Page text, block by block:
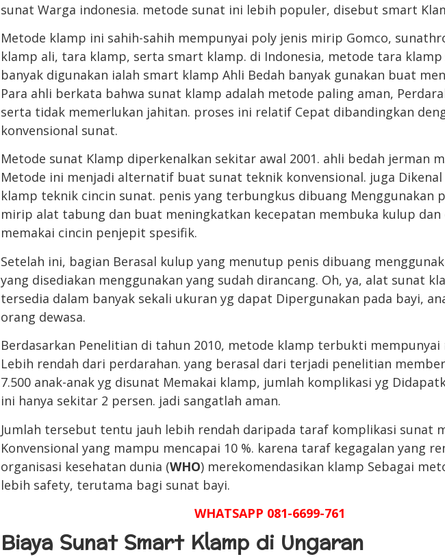
sunat Warga indonesia. metode sunat ini lebih populer, disebut smart
Metode klamp ini sahih-sahih mempunyai poly jenis mirip Gomco,
klamp ali, tara klamp, serta smart klamp. di Indonesia, metode tara
banyak digunakan ialah smart klamp Ahli Bedah banyak gunakan buat
Para ahli berkata bahwa sunat klamp adalah metode paling aman,
serta tidak memerlukan jahitan. proses ini relatif Cepat dibandingkan
konvensional sunat.
Metode sunat Klamp diperkenalkan sekitar awal 2001. ahli bedah jerman
Metode ini menjadi alternatif buat sunat teknik konvensional. juga
klamp teknik cincin sunat. penis yang terbungkus dibuang Menggunakan
mirip alat tabung dan buat meningkatkan kecepatan membuka kulup
memakai cincin penjepit spesifik.
Setelah ini, bagian Berasal kulup yang menutup penis dibuang
yang disediakan menggunakan yang sudah dirancang. Oh, ya, alat sunat
tersedia dalam banyak sekali ukuran yg dapat Dipergunakan pada bayi,
orang dewasa.
Berdasarkan Penelitian di tahun 2010, metode klamp terbukti mempunyai
Lebih rendah dari perdarahan. yang berasal dari terjadi penelitian
7.500 anak-anak yg disunat Memakai klamp, jumlah komplikasi yg
ini hanya sekitar 2 persen. jadi sangatlah aman.
Jumlah tersebut tentu jauh lebih rendah daripada taraf komplikasi sunat
Konvensional yang mampu mencapai 10 %. karena taraf kegagalan yang
organisasi kesehatan dunia (WHO) merekomendasikan klamp Sebagai
lebih safety, terutama bagi sunat bayi.
WHATSAPP 081-6699-761
Biaya Sunat Smart Klamp di Ungaran